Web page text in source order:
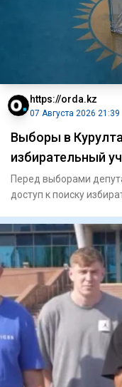
https://orda.kz
07 Августа 2026 21:39
Выборы в
избирательный
Перед выборами
доступ к поиску